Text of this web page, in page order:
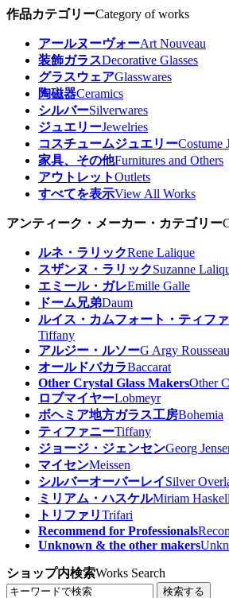
作品カテゴリーCategory of works
アールヌーヴォーArt Nouveau
装飾ガラスDecorative Glasses
グラスウェアGlasswares
陶磁器Ceramics
シルバーSilverwares
ジュエリーJewelries
コスチュームジュエリーCostume
家具、その他Furnitures and Others
アウトレットOutlets
すべてを表示View All Works
アンティーク・メーカー・カテゴリー
ルネ・ラリックRene Lalique
スザンヌ・ラリックSuzanne
エミール・ガレEmille Galle
ドーム兄弟Daum
ルイス・カムフォート・ティフ
Tiffany
アルジー・ルソーG Argy Rousseau
オールドバカラBaccarat
Other Crystal Glass MakersOther
ロブマイヤーLobmeyr
ボヘミア地方ガラス工房Bohemia
ティファニーTiffany
ジョージ・ジェンセンGeorg
マイセンMeissen
シルバーオーバーレイSilver
ミリアム・ハスケルMiriam Haskell
トリファリTrifari
Recommend for Professionals
Unknown & the other makers
ショップ内検索Works Search
検索する